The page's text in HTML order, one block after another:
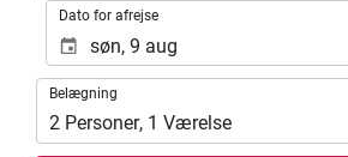
Dato for afrejse
Belægning
Belægning
2 Personer, 1 Værelse